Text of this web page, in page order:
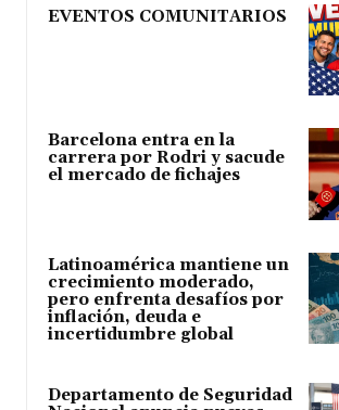
EVENTOS COMUNITARIOS
Barcelona entra en la
carrera por Rodri y sacude
el mercado de fichajes
Latinoamérica mantiene un
crecimiento moderado,
pero enfrenta desafíos por
inflación, deuda e
incertidumbre global
Departamento de Seguridad